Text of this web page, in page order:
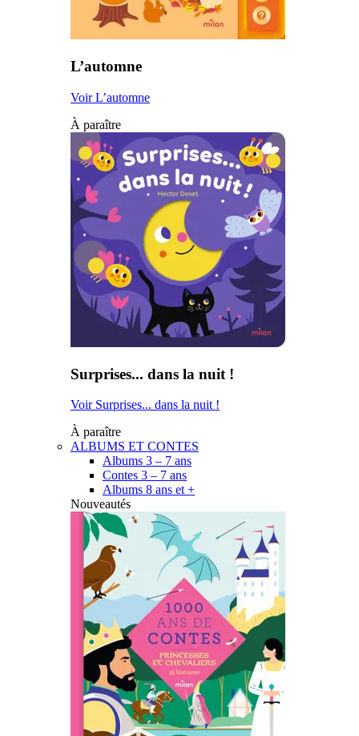
L’automne
Voir L’automne
À paraître
Surprises... dans la nuit !
Voir Surprises... dans la nuit !
À paraître
ALBUMS ET CONTES
Albums 3 – 7 ans
Contes 3 – 7 ans
Albums 8 ans et +
Nouveautés